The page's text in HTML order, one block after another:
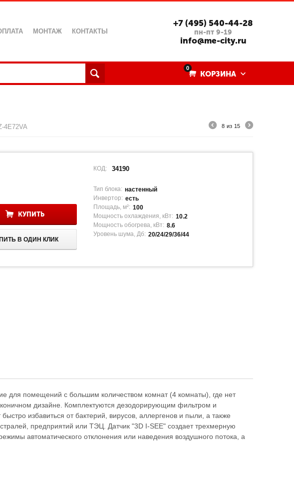
МОНТАЖ КОНТАКТЫ
+7 (495) 540-44-28
пн-пт 9-19
info@me-city.ru
0
КОРЗИНА
4E72VA 8 из 15
КУПИТЬ
В ОДИН КЛИК
КОД: 34190
Тип блока: настенный
Инвертор: есть
Площадь, м²: 100
Мощность охлаждения, кВт: 10.2
Мощность обогрева, кВт: 8.6
Уровень шума, Дб: 20/24/29/36/44
для помещений с большим количеством комнат (4 комнаты), где нет
дизайне. Комплектуются дезодорирующим фильтром и
избавиться от бактерий, вирусов, аллергенов и пыли, а также
предприятий или ТЭЦ. Датчик "3D I-SEE" создает трехмерную
автоматического отклонения или наведения воздушного потока, а